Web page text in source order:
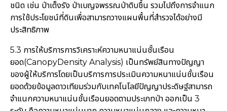
ชนิด เช่น ป่าเต็งรัง ป่าเบญจพรรณป่าดิบชื้น รวมไปถึงการจำแนก
การใช้ประโยชน์ที่ดินเพื่อสามารถวางแผนพื้นที่สำรวจได้อย่างมี
ประสิทธิภาพ
5.3 การให้บริการการวิเคราะห์ความหนาแน่นชั้นเรือน
ยอด(CanopyDensity Analysis) เป็นทรัพย์สินทางปัญญา
ของผู้ให้บริการโดยเป็นบริการการประเมินความหนาแน่นชั้นเรือน
ยอดด้วยข้อมูลดาวเทียมร่วมกับเทคโนโลยีปัญญาประดิษฐ์สามารถ
จำแนกความหนาแน่นชั้นเรือนยอดตามประเภทป่า ออกเป็น 3